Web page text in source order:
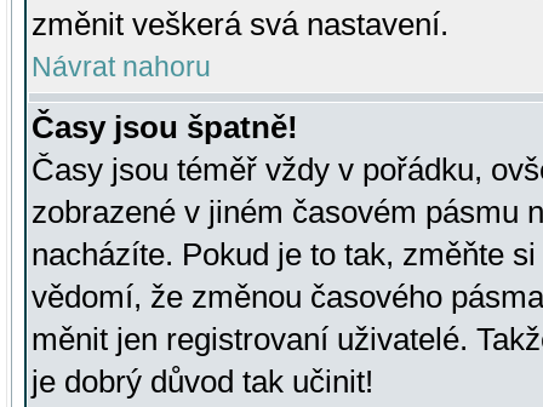
změnit veškerá svá nastavení.
Návrat nahoru
Časy jsou špatně!
Časy jsou téměř vždy v pořádku,
zobrazené v jiném časovém pásmu
nacházíte. Pokud je to tak, změňte
vědomí, že změnou časového
měnit jen registrovaní uživatelé.
je dobrý důvod tak učinit!